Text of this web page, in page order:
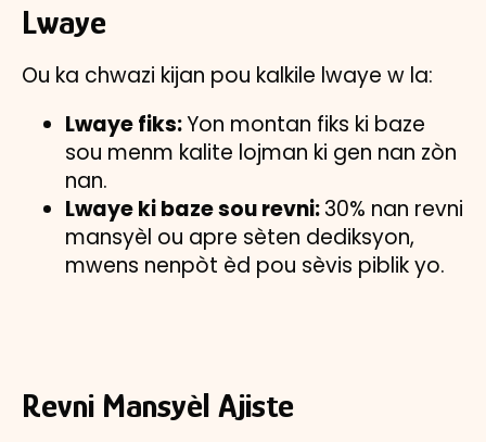
Lwaye
Ou ka chwazi kijan pou kalkile lwaye w la:
Lwaye fiks:Yon montan fiks ki baze
sou menm kalite lojman ki gen nan zòn
nan.
Lwaye ki baze sou revni:30% nan revni
mansyèl ou apre sèten dediksyon,
mwens nenpòt èd pou sèvis piblik yo.
Revni Mansyèl Ajiste